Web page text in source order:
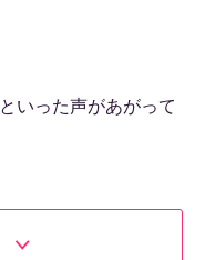
といった声があがって